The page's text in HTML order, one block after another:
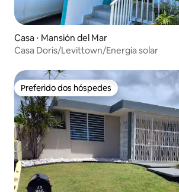
Casa ⋅ Mansión del Mar
Casa Doris/Levittown/Energia solar
Preferido dos hóspedes
Preferido dos hóspedes